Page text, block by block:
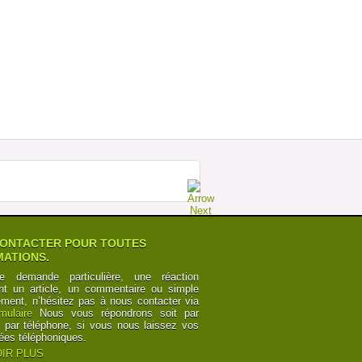
03-06-2014 à 00h21
POUR TOUTES
demande particulière, une réaction
un article, un commentaire ou simple
n’hésitez pas à nous contacter via
Nous vous répondrons soit par
par téléphone, si vous nous laissez vos
téléphoniques.
PLUS